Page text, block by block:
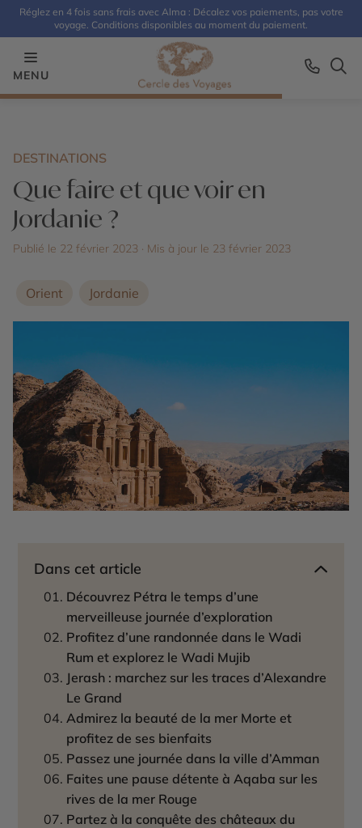
Réglez en 4 fois sans frais avec Alma : Décalez vos paiements, pas votre
voyage. Conditions disponibles au moment du paiement.
MENU
DESTINATIONS
Que faire et que voir en
Jordanie ?
Publié le 22 février 2023 · Mis à jour le 23 février 2023
Orient Jordanie
Dans cet article
Découvrez Pétra le temps d’une
merveilleuse journée d’exploration
Profitez d’une randonnée dans le Wadi
Rum et explorez le Wadi Mujib
Jerash : marchez sur les traces d’Alexandre
Le Grand
Admirez la beauté de la mer Morte et
profitez de ses bienfaits
Passez une journée dans la ville d’Amman
Faites une pause détente à Aqaba sur les
rives de la mer Rouge
Partez à la conquête des châteaux du